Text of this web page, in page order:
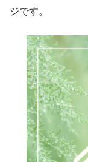
ジです。